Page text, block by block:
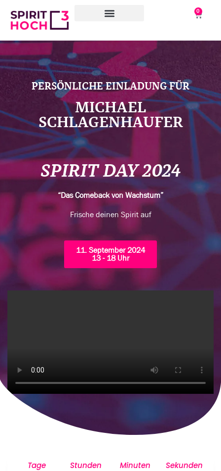
0
PERSÖNLICHE EINLADUNG FÜR
MICHAEL
SCHLAGENHAUFER
SPIRIT DAY 2024
“Das Comeback von Wachstum”
Frische deinen Spirit auf
11. September 2024
13 - 18 Uhr
Tage Stunden Minuten Sekunden